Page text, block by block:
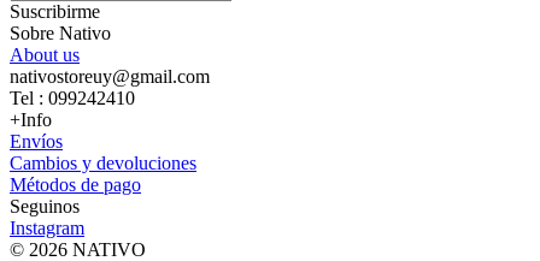
Suscribirme
Sobre Nativo
About us
nativostoreuy@gmail.com
Tel : 099242410
+Info
Envíos
Cambios y devoluciones
Métodos de pago
Seguinos
Instagram
© 2026 NATIVO